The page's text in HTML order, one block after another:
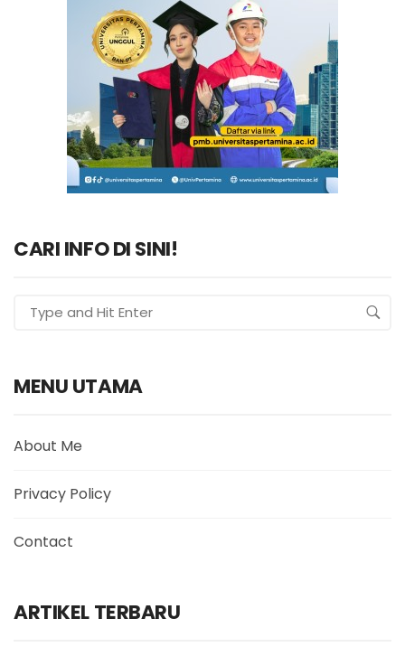
CARI INFO DI SINI!
MENU UTAMA
About Me
Privacy Policy
Contact
ARTIKEL TERBARU